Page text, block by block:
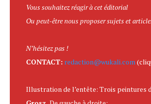
Vous souhaitez réagir à cet éditorial
Ou peut-être nous proposer sujets et
N’hésitez pas !
CONTACT: redaction@wukali.com
Illustration de l’entête: Trois peintures